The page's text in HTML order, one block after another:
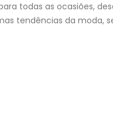
todas as ocasiões,
tendências da moda,